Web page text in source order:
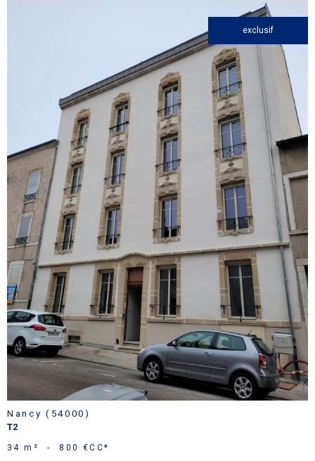
exclusif
voir le
bien
Nancy (54000)
T2
34 m² - 800 €CC*